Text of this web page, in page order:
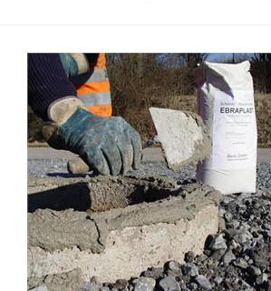
spoinowania EBRALIT spoiny pod ramami
szybów są całkowicie wypełnione.
Niezwykle szybkie przenoszenie obciążeń!
Sprawdzona w ponad 300 000
studzienek! Cechy szczególne: - Wysoka
obciążalność - idealne właściwości
płynięcia - brak skurczu - bardzo szybkie
wiązanie w zaledwie 5 do 8 minut - stała
jakość przez cały rok - Wytrzymałość na
ściskanie w temperaturze 20°C ok. 13
N/qmm po 0,5 godz, - ok. 57 N/qmm po
7 dniach, ok. 65 N/qmm po 28 dniach -
pakowany w worki 25 kg